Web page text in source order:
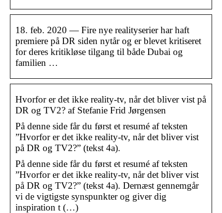
18. feb. 2020 — Fire nye realityserier har haft
premiere på DR siden nytår og er blevet kritiseret
for deres kritikløse tilgang til både Dubai og
familien …
Hvorfor er det ikke reality-tv, når det bliver vist på
DR og TV2? af Stefanie Frid Jørgensen
På denne side får du først et resumé af teksten
”Hvorfor er det ikke reality-tv, når det bliver vist
på DR og TV2?” (tekst 4a).
På denne side får du først et resumé af teksten
”Hvorfor er det ikke reality-tv, når det bliver vist
på DR og TV2?” (tekst 4a). Dernæst gennemgår
vi de vigtigste synspunkter og giver dig
inspiration t (…)